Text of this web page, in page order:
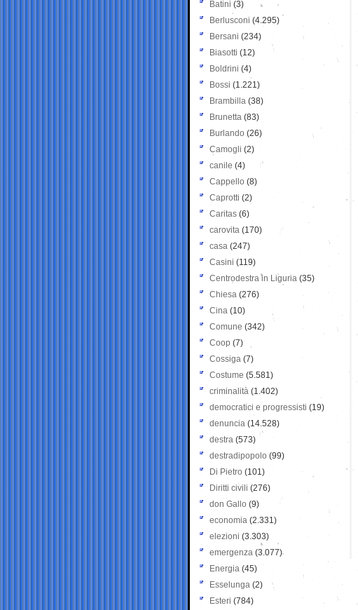
Batini (3)
Berlusconi (4.295)
Bersani (234)
Biasotti (12)
Boldrini (4)
Bossi (1.221)
Brambilla (38)
Brunetta (83)
Burlando (26)
Camogli (2)
canile (4)
Cappello (8)
Caprotti (2)
Caritas (6)
carovita (170)
casa (247)
Casini (119)
Centrodestra in Liguria (35)
Chiesa (276)
Cina (10)
Comune (342)
Coop (7)
Cossiga (7)
Costume (5.581)
criminalità (1.402)
democratici e progressisti (19)
denuncia (14.528)
destra (573)
destradipopolo (99)
Di Pietro (101)
Diritti civili (276)
don Gallo (9)
economia (2.331)
elezioni (3.303)
emergenza (3.077)
Energia (45)
Esselunga (2)
Esteri (784)